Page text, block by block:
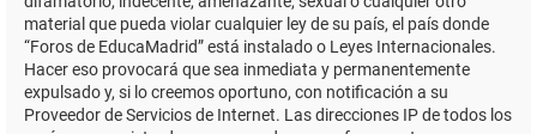
material que pueda violar cualquier ley de su país, el país donde
“Foros de EducaMadrid” está instalado o Leyes Internacionales.
Hacer eso provocará que sea inmediata y permanentemente
expulsado y, si lo creemos oportuno, con notificación a su
Proveedor de Servicios de Internet. Las direcciones IP de todos los